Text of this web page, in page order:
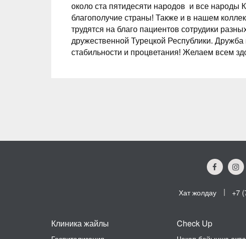
около ста пятидесяти народов и все народы
благополучие страны! Также и в нашем
трудятся на благо пациентов сотрудики
дружественной Турецкой Республики. Дружба
стабильности и процветания! Желаем всем
Хат жолдау +7
Клиника жайлы Check Up